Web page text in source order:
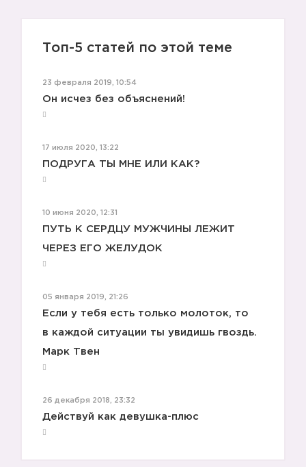
✌️
Топ-5 статей по этой теме
23 февраля 2019, 10:54
Он исчез без объяснений!
17 июля 2020, 13:22
ПОДРУГА ТЫ МНЕ ИЛИ КАК?
10 июня 2020, 12:31
ПУТЬ К СЕРДЦУ МУЖЧИНЫ ЛЕЖИТ
ЧЕРЕЗ ЕГО ЖЕЛУДОК
05 января 2019, 21:26
Если у тебя есть только молоток, то
в каждой ситуации ты увидишь гвоздь.
Марк Твен
26 декабря 2018, 23:32
Действуй как девушка-плюс